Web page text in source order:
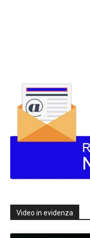
Video in evidenza